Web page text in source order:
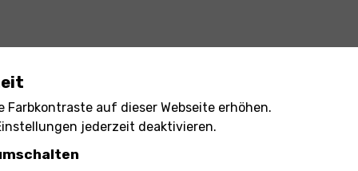
Farbkontraste auf dieser Webseite erhöhen.
jederzeit deaktivieren.
Hallo! Ich bin der KI-Bürgerlotse.
Kann ich Ihnen helfen?